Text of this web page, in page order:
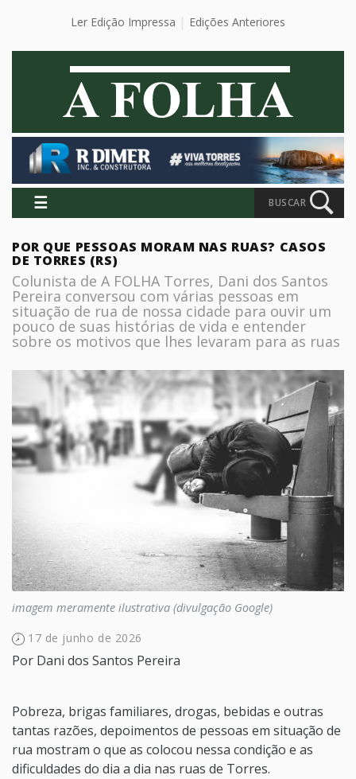
Ler Edição Impressa Edições Anteriores
☰ BUSCAR
POR QUE PESSOAS MORAM NAS RUAS? CASOS
DE TORRES (RS)
Colunista de A FOLHA Torres, Dani dos Santos
Pereira conversou com várias pessoas em
situação de rua de nossa cidade para ouvir um
pouco de suas histórias de vida e entender
sobre os motivos que lhes levaram para as ruas
imagem meramente ilustrativa (divulgação Google)
17 de junho de 2026
Por Dani dos Santos Pereira
Pobreza, brigas familiares, drogas, bebidas e outras
tantas razões, depoimentos de pessoas em situação de
rua mostram o que as colocou nessa condição e as
dificuldades do dia a dia nas ruas de Torres.